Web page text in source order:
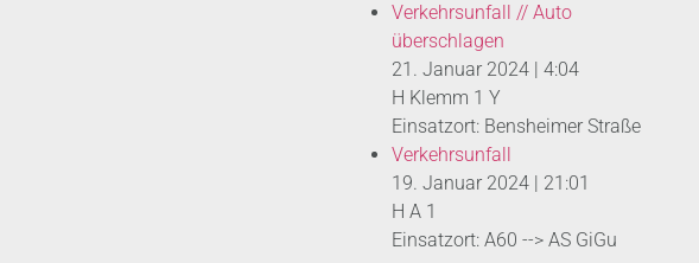
Verkehrsunfall // Auto
überschlagen
21. Januar 2024 | 4:04
H Klemm 1 Y
Einsatzort: Bensheimer Straße
Verkehrsunfall
19. Januar 2024 | 21:01
H A 1
Einsatzort: A60 --> AS GiGu